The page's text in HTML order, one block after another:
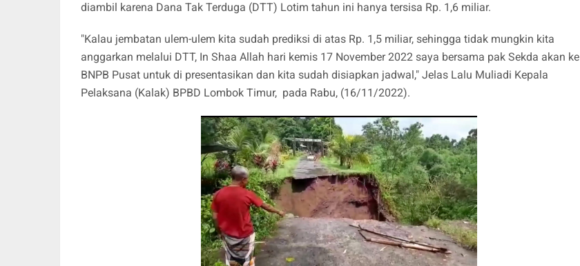
diambil karena Dana Tak Terduga (DTT) Lotim tahun ini hanya tersisa Rp. 1,6 miliar.
"Kalau jembatan ulem-ulem kita sudah prediksi di atas Rp. 1,5 miliar, sehingga tidak mungkin kita
anggarkan melalui DTT, In Shaa Allah hari kemis 17 November 2022 saya bersama pak Sekda akan ke
BNPB Pusat untuk di presentasikan dan kita sudah disiapkan jadwal," Jelas Lalu Muliadi Kepala
Pelaksana (Kalak) BPBD Lombok Timur, pada Rabu, (16/11/2022).